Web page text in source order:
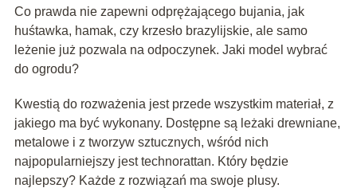
Co prawda nie zapewni odprężającego bujania, jak
huśtawka, hamak, czy krzesło brazylijskie, ale samo
leżenie już pozwala na odpoczynek. Jaki model wybrać
do ogrodu?
Kwestią do rozważenia jest przede wszystkim materiał, z
jakiego ma być wykonany. Dostępne są leżaki drewniane,
metalowe i z tworzyw sztucznych, wśród nich
najpopularniejszy jest technorattan. Który będzie
najlepszy? Każde z rozwiązań ma swoje plusy.